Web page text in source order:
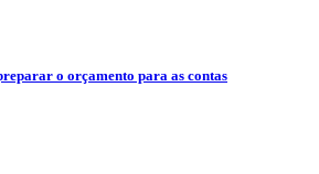
o orçamento para as contas